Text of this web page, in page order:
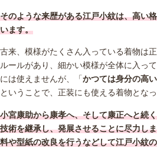
そのような来歴がある江戸小紋は、高い
います。
古来、模様がたくさん入っている着物は
ルールがあり、細かい模様が全体に入っ
には使えませんが、「かつては身分の高
ということで、正装にも使える着物となっ
小宮康助から康孝へ、そして康正へと続
技術を継承し、発展させることに尽力し
料や型紙の改良を行うなどして江戸小紋